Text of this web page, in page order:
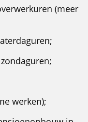
(meer
werken);